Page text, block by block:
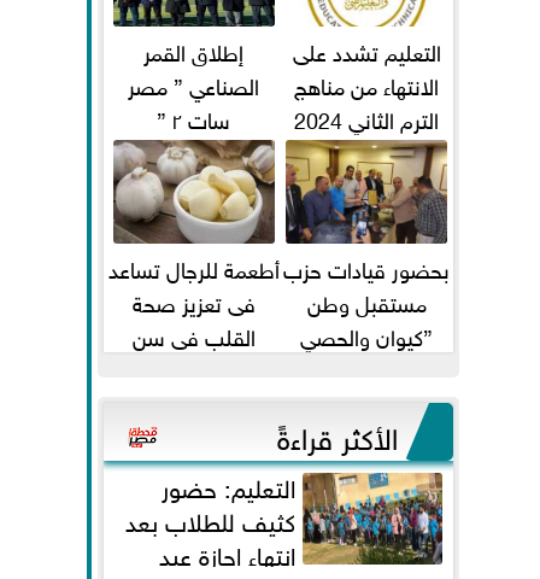
التعليم تشدد على
الانتهاء من مناهج
الترم الثاني 2024
قبل الامتحانات
إطلاق القمر
الصناعي ” مصر
سات ٢ ”
بحضور قيادات حزب
مستقبل وطن
”كيوان والحصي
وعيسي” أمانه كفر...
أطعمة للرجال تساعد
فى تعزيز صحة
القلب فى سن
الأكثر قراءةً
التعليم: حضور
كثيف للطلاب بعد
انتهاء إجازة عيد